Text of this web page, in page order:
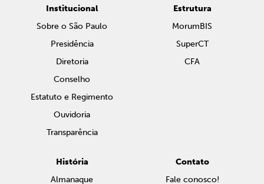
Institucional
Sobre o São Paulo
Presidência
Diretoria
Conselho
Estatuto e Regimento
Ouvidoria
Transparência
Estrutura
MorumBIS
SuperCT
CFA
História
Almanaque
Contato
Fale conosco!